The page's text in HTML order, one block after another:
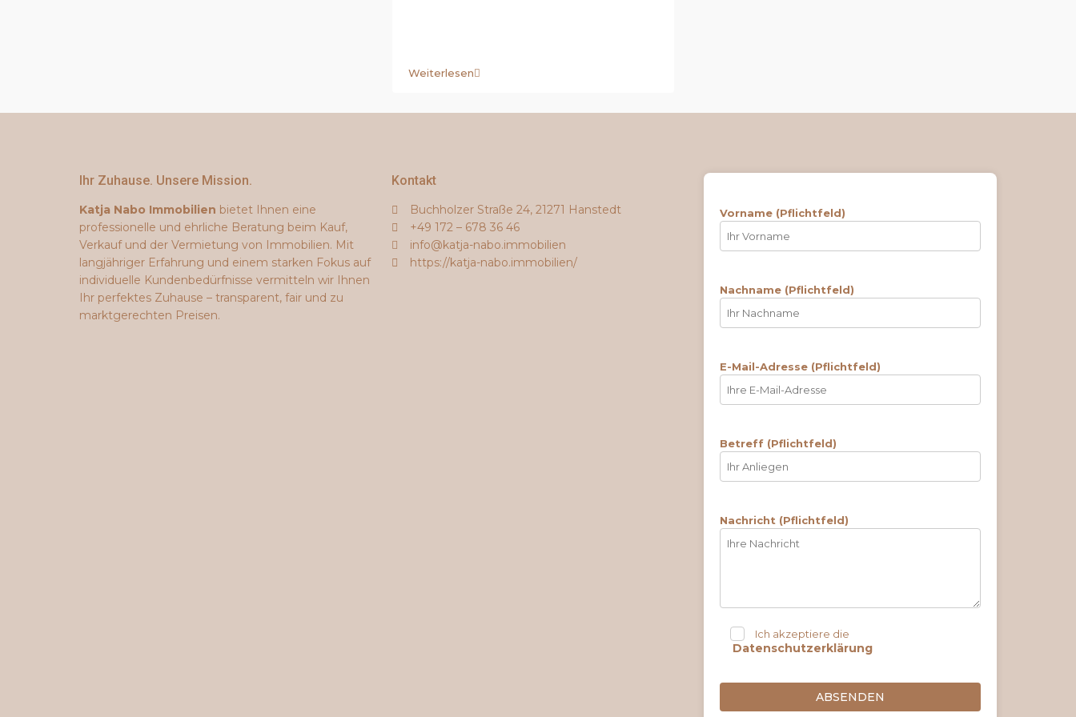
Weiterlesen
Ihr Zuhause. Unsere Mission.
Katja Nabo Immobilien bietet Ihnen eine
professionelle und ehrliche Beratung beim Kauf,
Verkauf und der Vermietung von Immobilien. Mit
langjähriger Erfahrung und einem starken Fokus auf
individuelle Kundenbedürfnisse vermitteln wir Ihnen
Ihr perfektes Zuhause – transparent, fair und zu
marktgerechten Preisen.
Kontakt
Buchholzer Straße 24, 21271 Hanstedt
+49 172 – 678 36 46
info@katja-nabo.immobilien
https://katja-nabo.immobilien/
Vorname (Pflichtfeld)
Nachname (Pflichtfeld)
E-Mail-Adresse (Pflichtfeld)
Betreff (Pflichtfeld)
Nachricht (Pflichtfeld)
Ich akzeptiere die
Datenschutzerklärung